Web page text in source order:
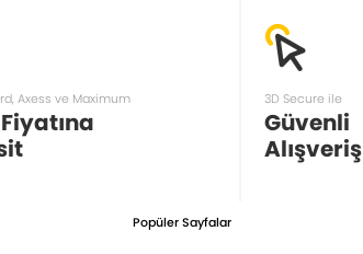
Axess ve Maximum 3D Secure ile
Güvenli
Alışveriş
Popüler Sayfalar